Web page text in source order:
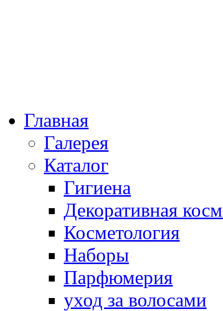
Главная
Галерея
Каталог
Гигиена
Декоративная
Косметология
Наборы
Парфюмерия
уход за волосами